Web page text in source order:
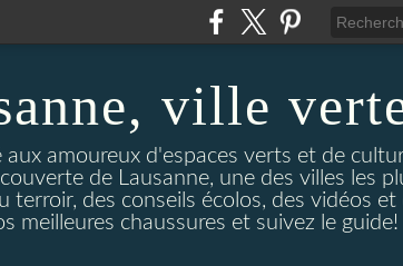
ville
amoureux d'espaces verts et de
de Lausanne, une des villes les
terroir, des conseils écolos, des vidéos
meilleures chaussures et suivez le guide!